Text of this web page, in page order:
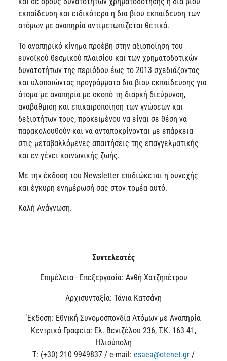
εκπαίδευση και ειδικότερα η δια βίου εκπαίδευση των
ατόμων με αναπηρία αντιμετωπίζεται θετικά.
Το αναπηρικό κίνημα προέβη στην αξιοποίηση του
ευνοϊκού θεσμικού πλαισίου και των χρηματοδοτικών
δυνατοτήτων της περιόδου έως το 2013 σχεδιάζοντας
και υλοποιώντας προγράμματα δια βίου εκπαίδευσης για
άτομα με αναπηρία με σκοπό τη διαρκή διεύρυνση,
αναβάθμιση και επικαιροποίηση των γνώσεων και
δεξιοτήτων τους, προκειμένου να είναι σε θέση να
παρακολουθούν και να ανταποκρίνονται με επάρκεια
στις μεταβαλλόμενες απαιτήσεις της επαγγελματικής
και εν γένει κοινωνικής ζωής.
Με την έκδοση του Newsletter επιδιώκεται η συνεχής
και έγκυρη ενημέρωσή σας στον τομέα αυτό.
Καλή Ανάγνωση.
Συντελεστές
Επιμέλεια - Επεξεργασία: Ανθή Χατζηπέτρου
Αρχισυνταξία: Τάνια Κατσάνη
Έκδοση: Εθνική Συνομοσπονδία Ατόμων με Αναπηρία
Κεντρικά Γραφεία: Ελ. Βενιζέλου 236, Τ.Κ. 163 41,
Ηλιούπολη
Τ: (+30) 210 9949837 / e-mail: esaea@otenet.gr /